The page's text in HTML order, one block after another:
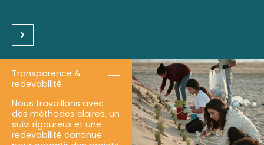
Transparence &
redevabilité
Nous travaillons avec
des méthodes claires, un
suivi rigoureux et une
redevabilité continue